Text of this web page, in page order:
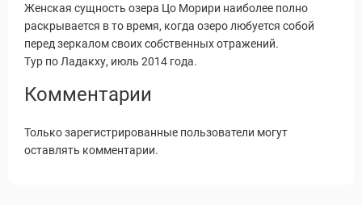
Женская сущность озера Цо Морири наиболее полно
раскрывается в то время, когда озеро любуется собой
перед зеркалом своих собственных отражений.
Тур по Ладакху, июль 2014 года.
Комментарии
Только зарегистрированные пользователи могут
оставлять комментарии.